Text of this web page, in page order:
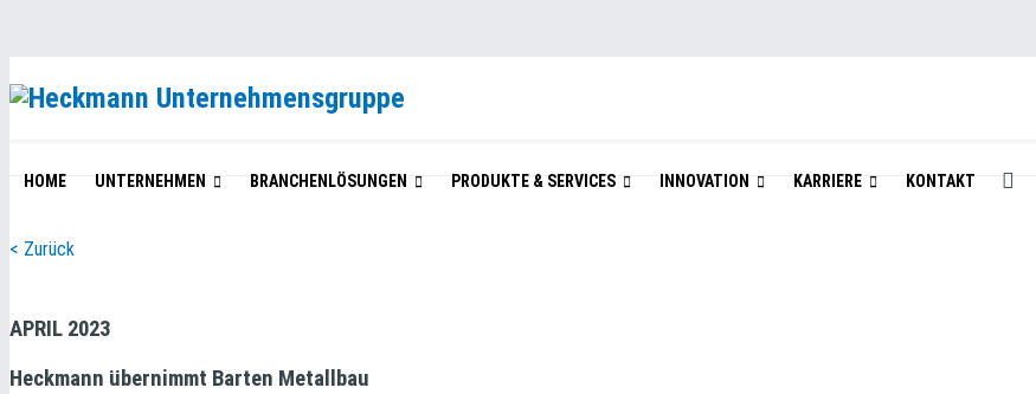
HOME UNTERNEHMEN BRANCHENLÖSUNGEN PRODUKTE & SERVICES INNOVATION KARRIERE KONTAKT
< Zurück
APRIL 2023
Heckmann übernimmt Barten Metallbau